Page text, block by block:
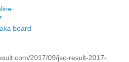
board
2017/09/jsc-result-2017-